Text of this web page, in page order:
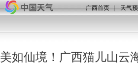
广西首页 | 天气
美如仙境！广西猫儿山云